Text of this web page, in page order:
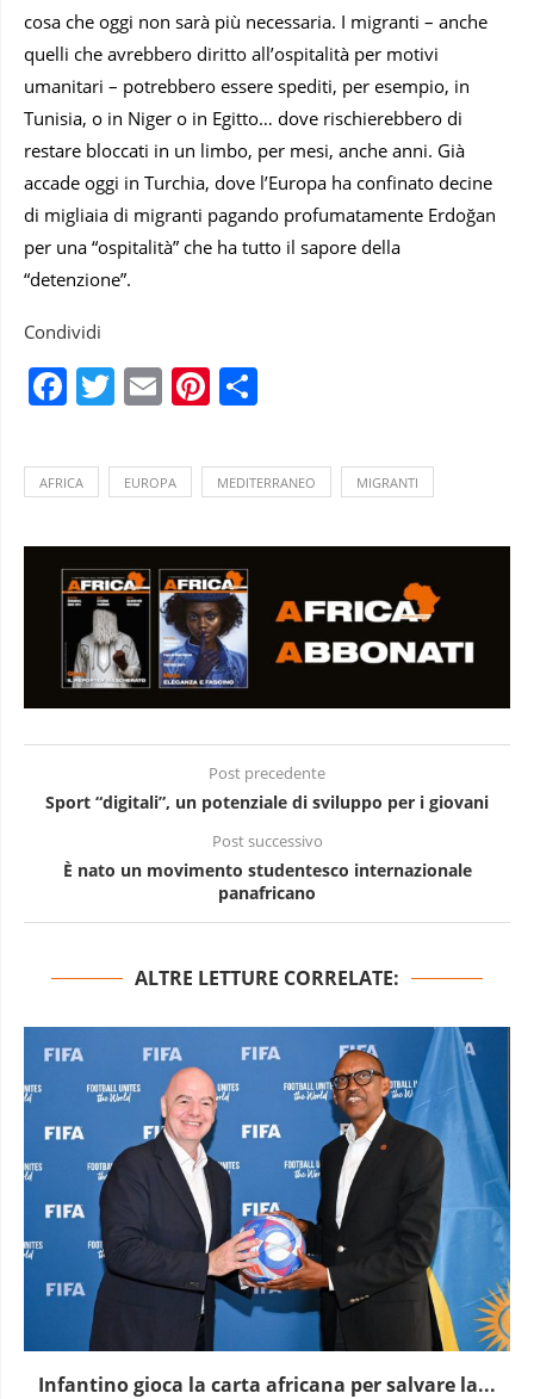
cosa che oggi non sarà più necessaria. I migranti – anche
quelli che avrebbero diritto all’ospitalità per motivi
umanitari – potrebbero essere spediti, per esempio, in
Tunisia, o in Niger o in Egitto… dove rischierebbero di
restare bloccati in un limbo, per mesi, anche anni. Già
accade oggi in Turchia, dove l’Europa ha confinato decine
di migliaia di migranti pagando profumatamente Erdoğan
per una “ospitalità” che ha tutto il sapore della
“detenzione”.
Condividi
Facebook
Twitter
EmailPinterest
AFRICA EUROPA MEDITERRANEO MIGRANTI
Post precedente
Sport “digitali”, un potenziale di sviluppo per i giovani
Post successivo
È nato un movimento studentesco internazionale
panafricano
ALTRE LETTURE CORRELATE:
Infantino gioca la carta africana per salvare la...